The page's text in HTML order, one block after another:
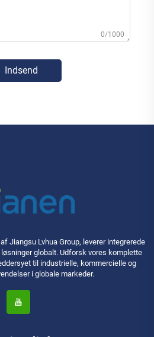
0/1000
Indsend
Jiangsu Lvhua Group, leverer integrerede
globalt. Udforsk vores komplette
til industrielle, kommercielle og
i globale markeder.